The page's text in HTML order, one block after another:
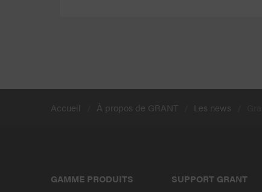
Accueil À propos de GRANT Les news
GAMME PRODUITS
SUPPORT GRANT